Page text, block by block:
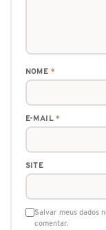
NOME *
E-MAIL*
SITE
Salvar meus dados
comentar.